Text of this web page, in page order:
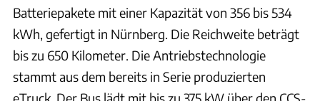
Batteriepakete mit einer Kapazität von 356 bis 534
kWh, gefertigt in Nürnberg. Die Reichweite beträgt
bis zu 650 Kilometer. Die Antriebstechnologie
stammt aus dem bereits in Serie produzierten
eTruck. Der Bus lädt mit bis zu 375 kW über den CCS-